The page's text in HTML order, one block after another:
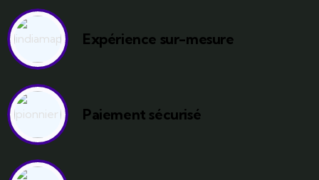
Expérience sur-mesure
Paiement sécurisé